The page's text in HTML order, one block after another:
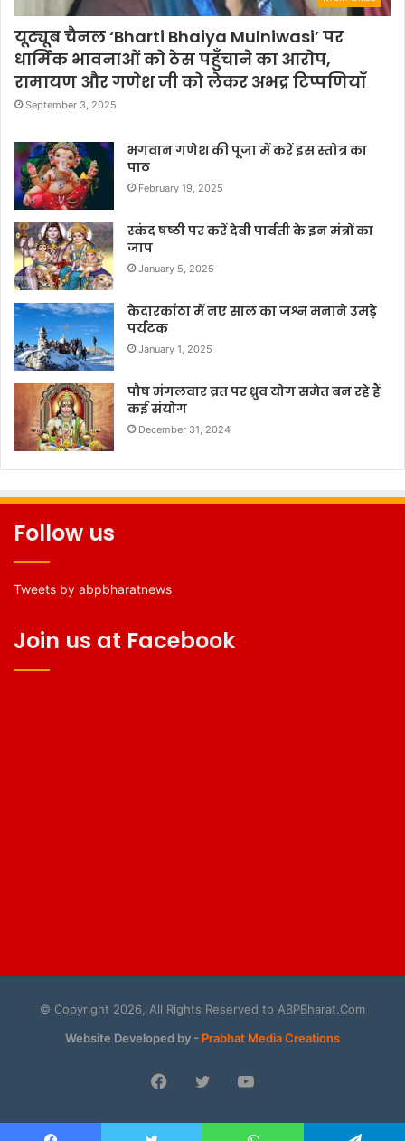
यूट्यूब चैनल ‘Bharti Bhaiya Mulniwasi’ पर
धार्मिक भावनाओं को ठेस पहुँचाने का आरोप,
रामायण और गणेश जी को लेकर अभद्र टिप्पणियाँ
September 3, 2025
भगवान गणेश की पूजा में करें इस स्तोत्र का
पाठ
February 19, 2025
स्कंद षष्ठी पर करें देवी पार्वती के इन मंत्रों का
जाप
January 5, 2025
केदारकांठा में नए साल का जश्न मनाने उमड़े
पर्यटक
January 1, 2025
पौष मंगलवार व्रत पर ध्रुव योग समेत बन रहे हैं
कई संयोग
December 31, 2024
Follow us
Tweets by abpbharatnews
Join us at Facebook
© Copyright 2026, All Rights Reserved to ABPBharat.Com
Website Developed by - Prabhat Media Creations
Facebook
TwitterYouTube